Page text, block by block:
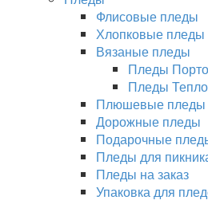
Флисовые пледы
Хлопковые пледы
Вязаные пледы
Пледы
Пледы
Плюшевые пледы
Дорожные пледы
Подарочные
Пледы для
Пледы на заказ
Упаковка для